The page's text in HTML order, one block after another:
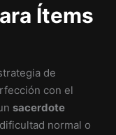
Ítems
de
con el
sacerdote
normal o